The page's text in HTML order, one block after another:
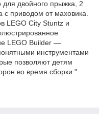
двойного прыжка, 2
с приводом от маховика.
LEGO City Stuntz и
LEGO Builder —
инструментами
позволяют детям
во время сборки."